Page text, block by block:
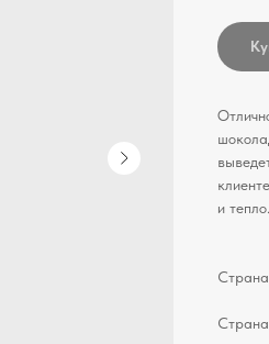
и тепло.